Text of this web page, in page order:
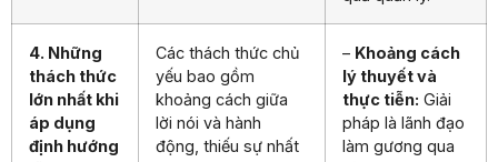
4. Những
thách thức
lớn nhất khi
áp dụng
định hướng
Các thách thức chủ
yếu bao gồm
khoảng cách giữa
lời nói và hành
động, thiếu sự nhất
– Khoảng cách
lý thuyết và
thực tiễn: Giải
pháp là lãnh đạo
làm gương qua